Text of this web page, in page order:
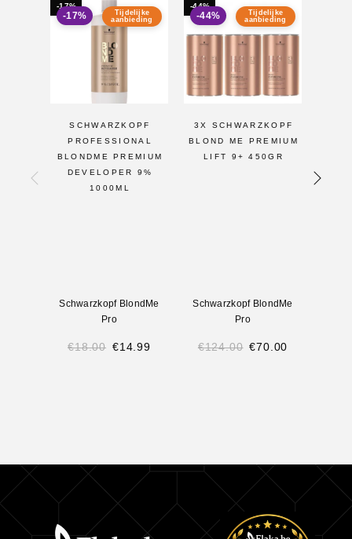
-17%
Tijdelijke
aanbieding
-17%
SCHWARZKOPF
PROFESSIONAL
BLONDME PREMIUM
DEVELOPER 9%
1000ML
Schwarzkopf BlondMe
Pro
€18.00 €14.99
-44%
Tijdelijke
aanbieding
-44%
3X SCHWARZKOPF
BLOND ME PREMIUM
LIFT 9+ 450GR
Schwarzkopf BlondMe
Pro
€124.00 €70.00